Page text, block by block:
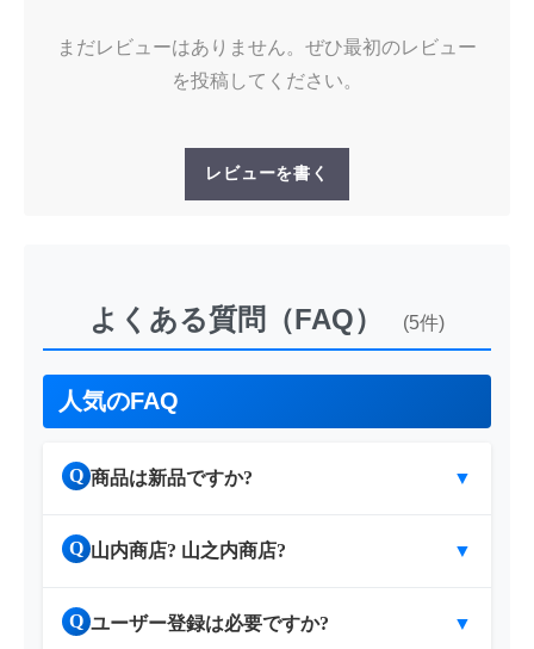
まだレビューはありません。ぜひ最初のレビュー
を投稿してください。
レビューを書く
よくある質問（FAQ） (5件)
人気のFAQ
Q 商品は新品ですか? ▼
Q 山内商店? 山之内商店? ▼
Q ユーザー登録は必要ですか? ▼